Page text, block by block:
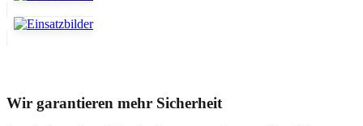
Wir garantieren mehr Sicherheit